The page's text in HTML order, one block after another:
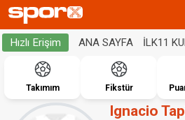
Hızlı Erişim ANA SAYFA İLK11
Takımım Fikstür
Ignacio